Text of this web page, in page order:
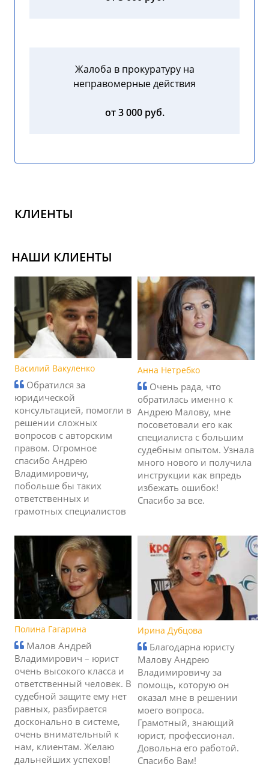
Жалоба в прокуратуру на
неправомерные действия
от 3 000 руб.
КЛИЕНТЫ
НАШИ КЛИЕНТЫ
Василий Вакуленко
Обратился за
юридической
консультацией, помогли в
решении сложных
вопросов с авторским
правом. Огромное
спасибо Андрею
Владимировичу,
побольше бы таких
ответственных и
грамотных специалистов
Анна Нетребко
Очень рада, что
обратилась именно к
Андрею Малову, мне
посоветовали его как
специалиста с большим
судебным опытом. Узнала
много нового и получила
инструкции как впредь
избежать ошибок!
Спасибо за все.
Полина Гагарина
Малов Андрей
Владимирович – юрист
очень высокого класса и
ответственный человек. В
судебной защите ему нет
равных, разбирается
досконально в системе,
очень внимательный к
нам, клиентам. Желаю
дальнейших успехов!
Ирина Дубцова
Благодарна юристу
Малову Андрею
Владимировичу за
помощь, которую он
оказал мне в решении
моего вопроса.
Грамотный, знающий
юрист, профессионал.
Довольна его работой.
Спасибо Вам!